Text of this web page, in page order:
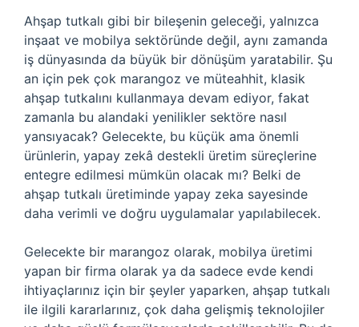
Ahşap tutkalı gibi bir bileşenin geleceği, yalnızca
inşaat ve mobilya sektöründe değil, aynı zamanda
iş dünyasında da büyük bir dönüşüm yaratabilir. Şu
an için pek çok marangoz ve müteahhit, klasik
ahşap tutkalını kullanmaya devam ediyor, fakat
zamanla bu alandaki yenilikler sektöre nasıl
yansıyacak? Gelecekte, bu küçük ama önemli
ürünlerin, yapay zekâ destekli üretim süreçlerine
entegre edilmesi mümkün olacak mı? Belki de
ahşap tutkalı üretiminde yapay zeka sayesinde
daha verimli ve doğru uygulamalar yapılabilecek.
Gelecekte bir marangoz olarak, mobilya üretimi
yapan bir firma olarak ya da sadece evde kendi
ihtiyaçlarınız için bir şeyler yaparken, ahşap tutkalı
ile ilgili kararlarınız, çok daha gelişmiş teknolojiler